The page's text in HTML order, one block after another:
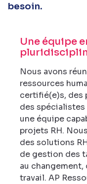
besoin.
Une équipe
Nous avons
ressources
certifié(e)s, des
des
une équipe
projets RH.
des solutions
de gestion des
au changement,
travail. AP